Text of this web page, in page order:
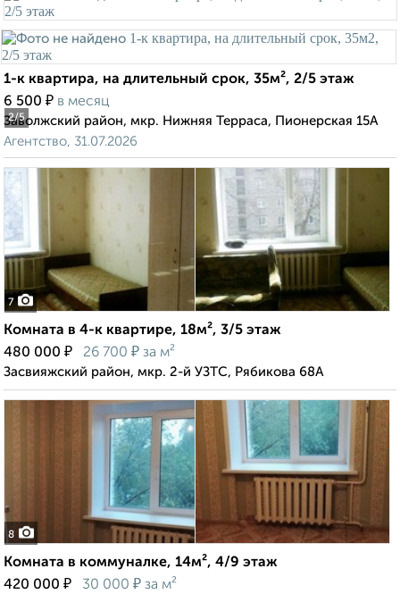
2/5
1-к квартира, на длительный срок, 35м², 2/5 этаж
6 500 ₽ в месяц
Заволжский район, мкр. Нижняя Терраса, Пионерская 15А
Агентство, 31.07.2026
7
Комната в 4-к квартире, 18м², 3/5 этаж
480 000 ₽ 26 700 ₽ за м²
Засвияжский район, мкр. 2-й УЗТС, Рябикова 68А
8
Комната в коммуналке, 14м², 4/9 этаж
420 000 ₽ 30 000 ₽ за м²